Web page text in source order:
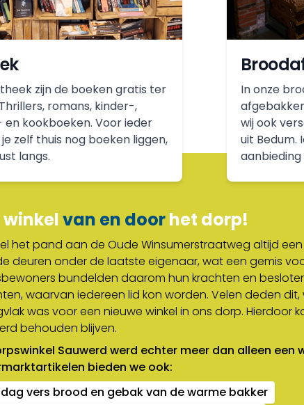
zijn de boeken gratis ter
romans, kinder-,
kookboeken. Voor ieder
zelf thuis nog boeken liggen,
langs.
In onze
wij ook
uit Bedum.
winkelvan en doorhet dorp!
het pand aan de Oude Winsumerstraatweg altijd een
deuren onder de laatste eigenaar, wat een gemis
bundelden daarom hun krachten en
waarvan iedereen lid kon worden. Velen deden
was voor een nieuwe winkel in ons dorp. Hierdoor
behouden blijven.
Sauwerd werd echter meer dan alleen een
bieden we ook:
dag vers brood en gebak van de warme bakker